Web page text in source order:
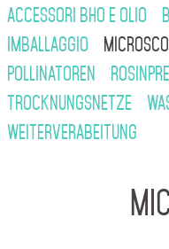
ACCESSORI BHO E OLIO
IMBALLAGGIO
POLLINATOREN
TROCKNUNGSNETZE
WEITERVERABEITUNG